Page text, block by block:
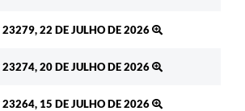
23279, 22 DE JULHO DE 2026
23274, 20 DE JULHO DE 2026
23264, 15 DE JULHO DE 2026